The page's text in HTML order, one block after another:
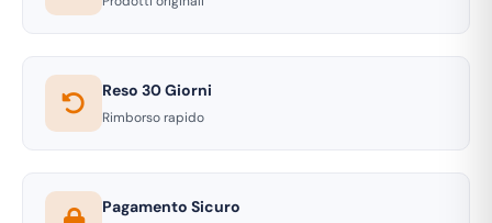
Reso 30 Giorni
Rimborso rapido
Pagamento Sicuro